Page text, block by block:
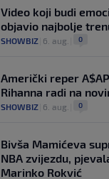
Video koji budi
objavio najbolje
SHOWBIZ 6. aug. 0
Američki reper
Rihanna radi na
SHOWBIZ 6. aug. 0
Bivša Mamićeva
NBA zvijezdu,
Marinko Rokvić